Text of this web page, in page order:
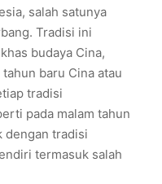
salah satunya
Tradisi ini
budaya Cina,
baru Cina atau
tradisi
pada malam tahun
dengan tradisi
termasuk salah